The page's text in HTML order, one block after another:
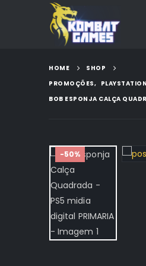
HOME
SHOP
PROMOÇÕES,
BOB ESPONJA CALÇA
-50%